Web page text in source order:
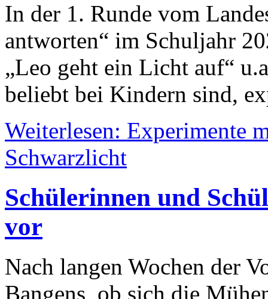
In der 1. Runde vom
antworten“ im Schuljahr
„Leo geht ein Licht auf“
beliebt bei Kindern sind,
Weiterlesen: Experimente
Schwarzlicht
Schülerinnen und
vor
Nach langen Wochen der
Bangens, ob sich die